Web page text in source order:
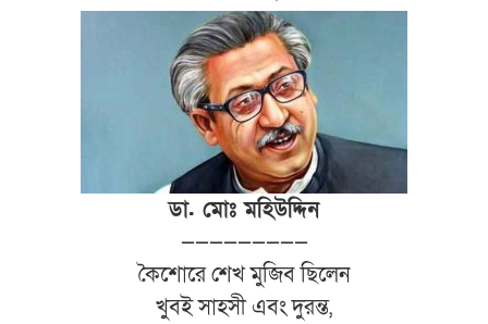
ডা. মোঃ মহিউদ্দিন
—————————
কৈশোরে শেখ মুজিব ছিলেন
খুবই সাহসী এবং দুরন্ত,